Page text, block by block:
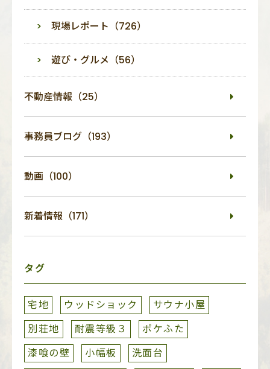
現場レポート（726）
遊び・グルメ（56）
不動産情報（25）
事務員ブログ（193）
動画（100）
新着情報（171）
タグ
宅地 ウッドショック
サウナ小屋
別荘地
耐震等級３
ポケふた
漆喰の壁
小幅板
洗面台